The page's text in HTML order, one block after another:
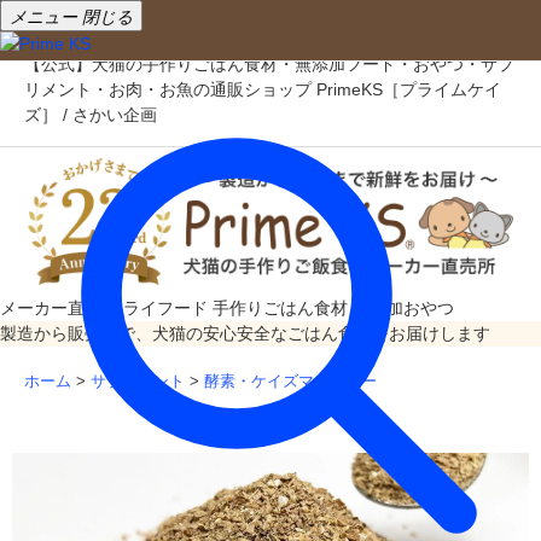
メニュー 閉じる
【公式】犬猫の手作りごはん食材・無添加フード・おやつ・サプ
リメント・お肉・お魚の通販ショップ PrimeKS［プライムケイ
ズ］ / さかい企画
メーカー直売 ドライフード 手作りごはん食材
無添加おやつ
製造から販売まで、犬猫の安心安全なごはん食材をお届けします
ホーム > サプリメント > 酵素・ケイズマイスター